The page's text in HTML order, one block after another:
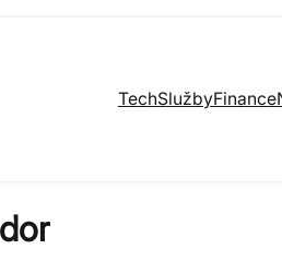
TechSlužbyFinance